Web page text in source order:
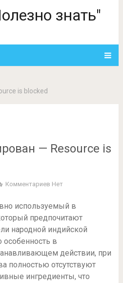
знать"
is blocked
— Resource is
Комментариев Нет
используемый в
предпочитают
народной индийской
особенность в
действии, при
полностью отсутствуют
ингредиенты, что